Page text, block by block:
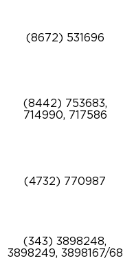
(8672) 531696
(8442) 753683,
714990, 717586
(4732) 770987
(343) 3898248,
3898249, 3898167/68